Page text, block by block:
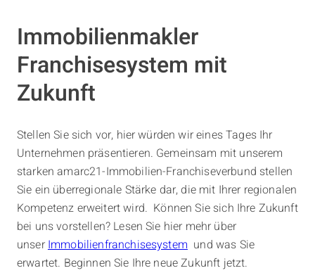
Immobilienmakler
Franchisesystem mit
Zukunft
Stellen Sie sich vor, hier würden wir eines Tages Ihr
Unternehmen präsentieren. Gemeinsam mit unserem
starken amarc21-Immobilien-Franchiseverbund stellen
Sie ein überregionale Stärke dar, die mit Ihrer regionalen
Kompetenz erweitert wird. Können Sie sich Ihre Zukunft
bei uns vorstellen? Lesen Sie hier mehr über
unserImmobilienfranchisesystemund was Sie
erwartet. Beginnen Sie Ihre neue Zukunft jetzt.